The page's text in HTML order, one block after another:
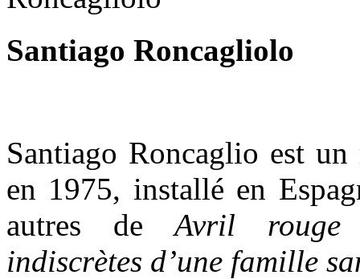
Santiago Roncagliolo
Santiago Roncaglio est
en 1975, installé en
autres de Avril rouge
indiscrètes d’une famille